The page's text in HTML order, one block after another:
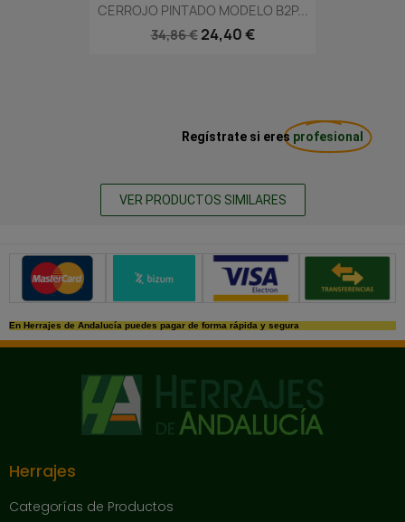
CERROJO PINTADO MODELO B2P...
34,86 € 24,40 €
Regístrate si eres profesional
VER PRODUCTOS SIMILARES
Métodos de pago seguros
En Herrajes de Andalucía puedes pagar de forma rápida y segura
Herrajes
Categorías de Productos